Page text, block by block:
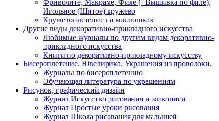
Фриволите, Макраме, Филе (+Вышивка по филе),
Игольное (Шитое) кружево
Кружевоплетение на коклюшках
Другие виды декоративно-прикладного искусства
Любимые журналы по другим видам декоративно-
прикладного искусства
Книги по декоративно-прикладному искусству
Бисероплетение. Ювелирика. Украшения из проволоки.
Журналы по бисероплетению
Обучающая литература по украшениям
Рисунок, графический дизайн
Журнал Искусство рисования и живописи
Журнал Простые уроки рисования
Журнал Школа рисования для малышей